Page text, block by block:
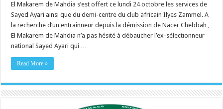
El Makarem de Mahdia s’est offert ce lundi 24 octobre les services de
Sayed Ayari ainsi que du demi-centre du club africain Ilyes Zammel. A
la recherche d’un entrainneur depuis la démission de Nacer Chebbah ,
El Makarem de Mahdia n’a pas hésité à débaucher l’ex-sélectionneur
national Sayed Ayari qui …
Read More »